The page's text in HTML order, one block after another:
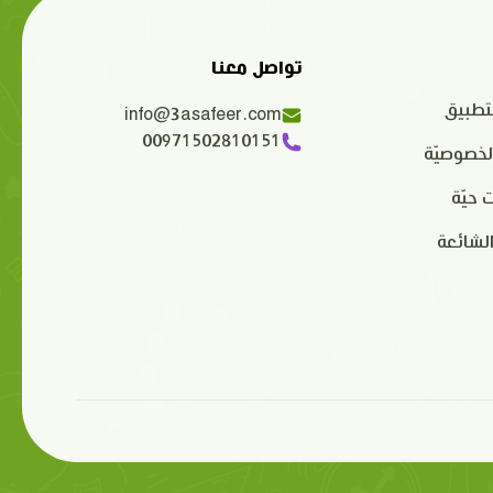
حيّة
تواصل معنا
info@3asafeer.com
00971502810151